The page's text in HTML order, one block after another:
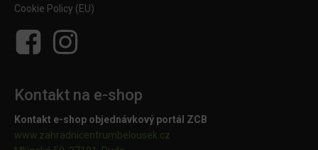
Cookie Policy (EU)
Kontakt na e-shop
Kontakt e-shop objednávkový portál ZCB
www.zahradnicentrumbelousek.cz